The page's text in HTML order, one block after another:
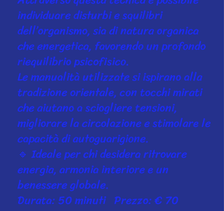
individuare disturbi e squilibri
dell’organismo, sia di natura organica
che energetica, favorendo un profondo
riequilibrio psicofisico.
Le manualità utilizzate si ispirano alla
tradizione orientale, con tocchi mirati
che aiutano a sciogliere tensioni,
migliorare la circolazione e stimolare le
capacità di autoguarigione.
🔹 Ideale per chi desidera ritrovare
energia, armonia interiore e un
benessere globale.
Durata: 50 minuti Prezzo: € 70